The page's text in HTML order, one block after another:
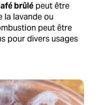
brûlépeut être
la lavande ou
peut être
pour divers usages